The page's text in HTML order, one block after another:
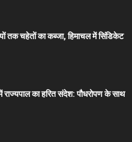
तक चहेतों का कब्जा, हिमाचल में सिंडिकेट
में राज्यपाल का हरित संदेश: पौधरोपण के साथ